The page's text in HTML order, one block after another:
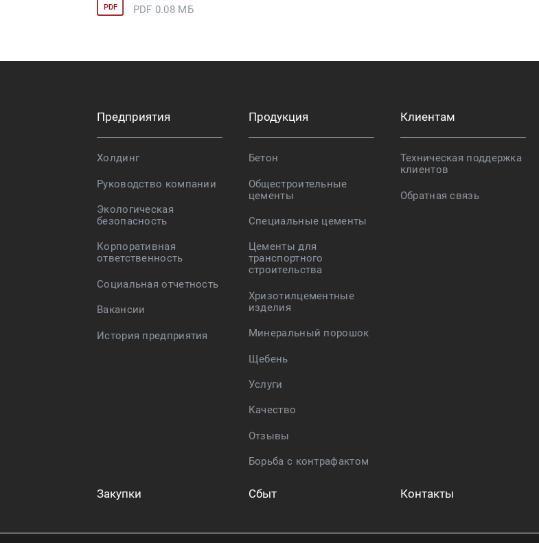
PDF PDF 0.08 МБ
Предприятия
Холдинг
Руководство компании
Экологическая
безопасность
Корпоративная
ответственность
Социальная отчетность
Вакансии
История предприятия
Продукция
Бетон
Общестроительные
цементы
Специальные цементы
Цементы для
транспортного
строительства
Хризотилцементные
изделия
Минеральный порошок
Щебень
Услуги
Качество
Отзывы
Борьба с контрафактом
Клиентам
Техническая поддержка
клиентов
Обратная связь
Закупки Сбыт Контакты